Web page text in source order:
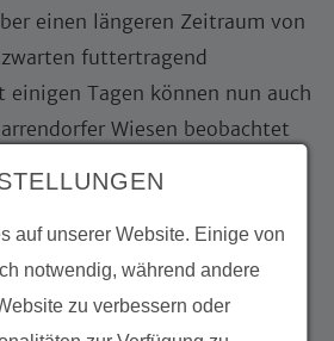
einen längeren Zeitraum von
futtertragend
einigen Tagen können nun auch
Wiesen beobachtet
sehr beeindruckende Sichtung
welche Ornithologen aus Nah
artenreiche Salzwiesen
auf unserer Website. Einige von
notwendig, während andere
zu verbessern oder